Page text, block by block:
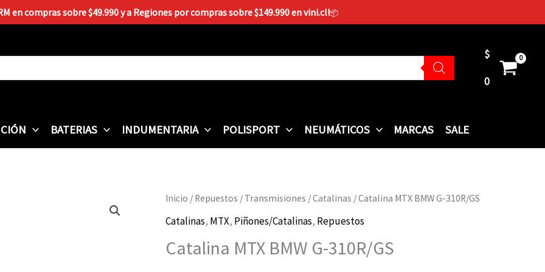
en compras sobre $49.990 y a Regiones por compras sobre $149.990 en vini.cl!📦
$
0
BATERIAS INDUMENTARIA POLISPORT NEUMÁTICOS MARCAS SALE
Inicio / Repuestos / Transmisiones /Catalinas / Catalina MTX BMW G-310R/GS
Catalinas, MTX, Piñones/Catalinas, Repuestos
Catalina MTX BMW G-310R/GS